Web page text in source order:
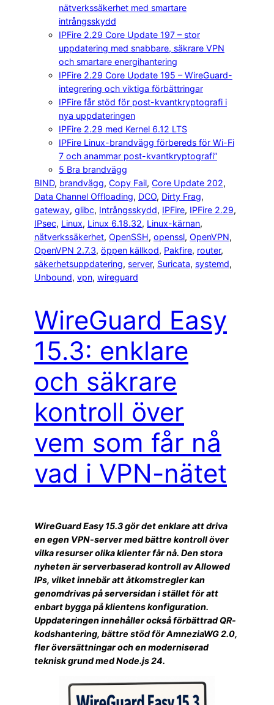
nätverkssäkerhet med smartare
intrångsskydd
IPFire 2.29 Core Update 197 – stor
uppdatering med snabbare, säkrare VPN
och smartare energihantering
IPFire 2.29 Core Update 195 – WireGuard-
integrering och viktiga förbättringar
IPFire får stöd för post-kvantkryptografi i
nya uppdateringen
IPFire 2.29 med Kernel 6.12 LTS
IPFire Linux-brandvägg förbereds för Wi-Fi
7 och anammar post-kvantkryptografi”
5 Bra brandvägg
BIND, brandvägg, Copy Fail, Core Update 202
Data Channel Offloading, DCO, Dirty Frag
gateway, glibc, Intrångsskydd, IPFire, IPFire 2.29
IPsec, Linux, Linux 6.18.32, Linux-kärnan
nätverkssäkerhet, OpenSSH, openssl, OpenVPN
OpenVPN 2.7.3, öppen källkod, Pakfire, router
säkerhetsuppdatering, server, Suricata, systemd
Unbound, vpn, wireguard
WireGuard Easy
15.3: enklare
och säkrare
kontroll över
vem som får nå
vad i VPN-nätet
WireGuard Easy 15.3 gör det enklare att driva
en egen VPN-server med bättre kontroll över
vilka resurser olika klienter får nå. Den stora
nyheten är serverbaserad kontroll av Allowed
IPs, vilket innebär att åtkomstregler kan
genomdrivas på serversidan i stället för att
enbart bygga på klientens konfiguration.
Uppdateringen innehåller också förbättrad QR-
kodshantering, bättre stöd för AmneziaWG 2.0,
fler översättningar och en moderniserad
teknisk grund med Node.js 24.